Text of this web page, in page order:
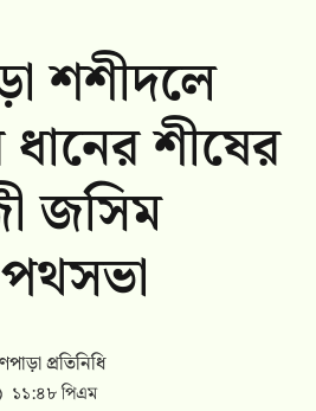
শশীদলে
শীষের
জসিম
প্রতিনিধি
১১:৪৮ পিএম